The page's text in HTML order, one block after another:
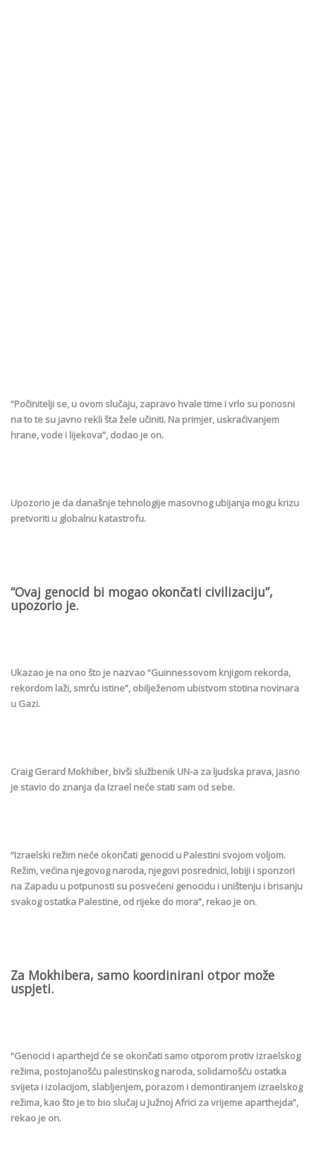
“Počinitelji se, u ovom slučaju, zapravo hvale time i vrlo su ponosni
na to te su javno rekli šta žele učiniti. Na primjer, uskraćivanjem
hrane, vode i lijekova”, dodao je on.
Upozorio je da današnje tehnologije masovnog ubijanja mogu krizu
pretvoriti u globalnu katastrofu.
“Ovaj genocid bi mogao okončati civilizaciju”,
upozorio je.
Ukazao je na ono što je nazvao “Guinnessovom knjigom rekorda,
rekordom laži, smrću istine”, obilježenom ubistvom stotina novinara
u Gazi.
Craig Gerard Mokhiber, bivši službenik UN-a za ljudska prava, jasno
je stavio do znanja da Izrael neće stati sam od sebe.
“Izraelski režim neće okončati genocid u Palestini svojom voljom.
Režim, većina njegovog naroda, njegovi posrednici, lobiji i sponzori
na Zapadu u potpunosti su posvećeni genocidu i uništenju i brisanju
svakog ostatka Palestine, od rijeke do mora”, rekao je on.
Za Mokhibera, samo koordinirani otpor može
uspjeti.
“Genocid i aparthejd će se okončati samo otporom protiv izraelskog
režima, postojanošću palestinskog naroda, solidarnošću ostatka
svijeta i izolacijom, slabljenjem, porazom i demontiranjem izraelskog
režima, kao što je to bio slučaj u Južnoj Africi za vrijeme aparthejda”,
rekao je on.